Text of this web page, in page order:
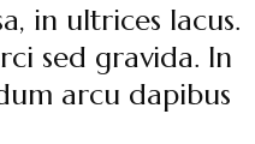
in ultrices lacus.
sed gravida. In
arcu dapibus